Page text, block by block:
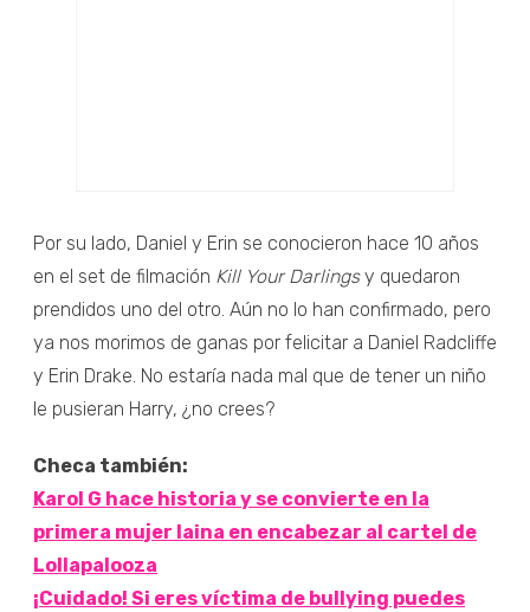
Por su lado, Daniel y Erin se conocieron hace 10 años
en el set de filmación Kill Your Darlingsy quedaron
prendidos uno del otro. Aún no lo han confirmado, pero
ya nos morimos de ganas por felicitar a Daniel Radcliffe
y Erin Drake. No estaría nada mal que de tener un niño
le pusieran Harry, ¿no crees?
Checa también:
Karol G hace historia y se convierte en la
primera mujer laina en encabezar al cartel de
Lollapalooza
¡Cuidado! Si eres víctima de bullying puedes